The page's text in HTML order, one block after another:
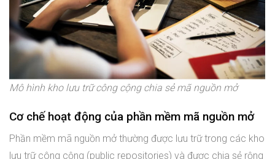
Mô hình kho lưu trữ công cộng chia sẻ mã nguồn mở
Cơ chế hoạt động của phần mềm mã nguồn mở
Phần mềm mã nguồn mở thường được lưu trữ trong các kho
lưu trữ công cộng (public repositories) và được chia sẻ rộng